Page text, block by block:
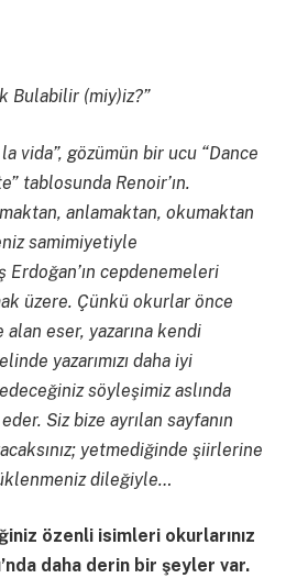
Bulabilir (miy)iz?”
vida”, gözümün bir ucu “Dance
tablosunda Renoir’ın.
anlamaktan, okumaktan
samimiyetiyle
Erdoğan’ın cepdenemeleri
üzere. Çünkü okurlar önce
eser, yazarına kendi
yazarımızı daha iyi
söyleşimiz aslında
Siz bize ayrılan sayfanın
yetmediğinde şiirlerine
dileğiyle…
özenli isimleri okurlarınız
daha derin bir şeyler var.